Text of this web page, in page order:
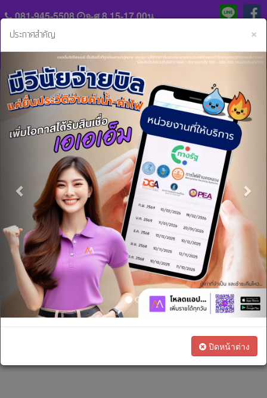
081-945-5508 จ-ศ 8.15-17.00น.
แจ้ง
หลัก
ฐาน
ชำระ
เชื่อ
และ
บริการ
ทางการ
เงิน
ตัวแทน
ประวัติ
ความ
เป็น
กับ
ติดต่อ
เรา
ข่าวสารและกิจกรรม
แนะนำเพื่อน ง่ายๆ แค่ปลายนิ้ว !!
แนะนำเพื่อน ง่ายๆ แค่ปลายนิ้ว !!
06 มิ.ย. 2566 08:30:17 น.
ดอกเบี้ยถูก เริ่มต้นเพียง 0.75%*
**รับค่าแนะนำ สูงสุด 9,000 บาท
×
ประกาศสำคัญ
Previous
ปิดหน้าต่าง